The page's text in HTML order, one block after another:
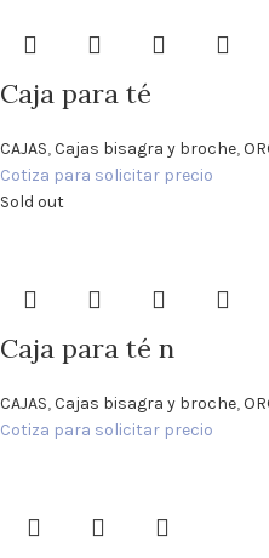
Caja para té
CAJAS,Cajas bisagra y broche,
Cotiza para solicitar precio
Sold out
Caja para té n
CAJAS,Cajas bisagra y broche,
Cotiza para solicitar precio